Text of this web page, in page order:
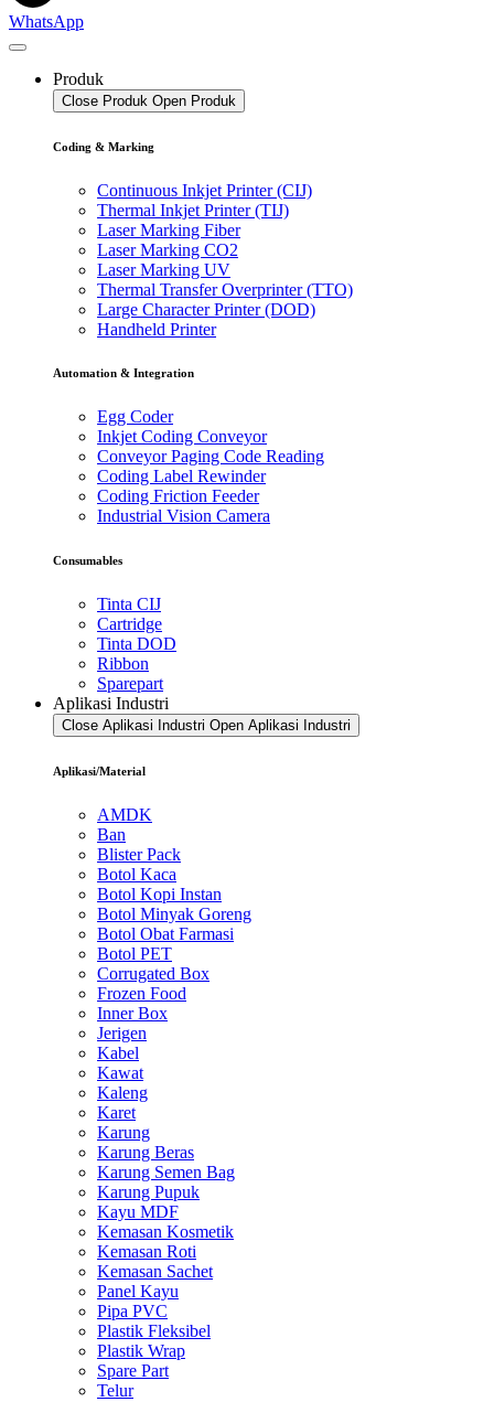
WhatsApp
Produk
Close Produk Open Produk
Coding & Marking
Continuous Inkjet Printer (CIJ)
Thermal Inkjet Printer (TIJ)
Laser Marking Fiber
Laser Marking CO2
Laser Marking UV
Thermal Transfer Overprinter (TTO)
Large Character Printer (DOD)
Handheld Printer
Automation & Integration
Egg Coder
Inkjet Coding Conveyor
Conveyor Paging Code Reading
Coding Label Rewinder
Coding Friction Feeder
Industrial Vision Camera
Consumables
Tinta CIJ
Cartridge
Tinta DOD
Ribbon
Sparepart
Aplikasi Industri
Close Aplikasi Industri Open Aplikasi Industri
Aplikasi/Material
AMDK
Ban
Blister Pack
Botol Kaca
Botol Kopi Instan
Botol Minyak Goreng
Botol Obat Farmasi
Botol PET
Corrugated Box
Frozen Food
Inner Box
Jerigen
Kabel
Kawat
Kaleng
Karet
Karung
Karung Beras
Karung Semen Bag
Karung Pupuk
Kayu MDF
Kemasan Kosmetik
Kemasan Roti
Kemasan Sachet
Panel Kayu
Pipa PVC
Plastik Fleksibel
Plastik Wrap
Spare Part
Telur